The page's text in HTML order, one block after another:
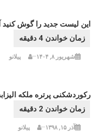
این لیست جدید را گوش کنید
شهریور ۸, ۱۴۰۴ پیلانو
رکوردشکنی پرتره ملکه
آذر ۱۵, ۱۳۹۸ پیلانو